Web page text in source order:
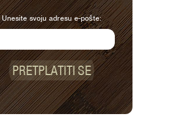
Unesite svoju adresu e-pošte:
PRETPLATITI SE